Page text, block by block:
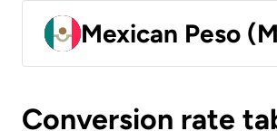
Mexican Peso
Conversion rate